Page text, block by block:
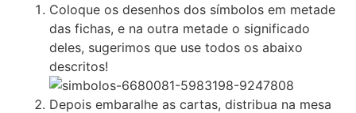
Coloque os desenhos dos símbolos em metade
das fichas, e na outra metade o significado
deles, sugerimos que use todos os abaixo
descritos!
Depois embaralhe as cartas, distribua na mesa